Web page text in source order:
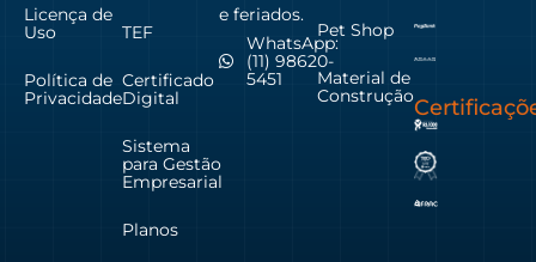
Licença de
Uso
Política de
Privacidade
TEF
Certificado
Digital
Sistema
para Gestão
Empresarial
Planos
e feriados.
WhatsApp:
(11) 98620-
5451
Pet Shop
Material de
Construção